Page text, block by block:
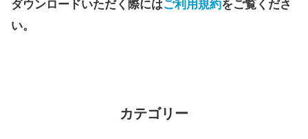
ダウンロードいただく際にはご利用規約をご覧くださ
い。
カテゴリー